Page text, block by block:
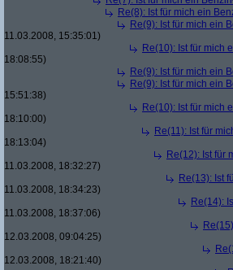
Re(8): Ist für mich ein
Re(9): Ist für mich ein
11.03.2008, 15:35:01)
Re(10): Ist für mich
18:08:55)
Re(9): Ist für mich ein
Re(9): Ist für mich ein
15:51:38)
Re(10): Ist für mich
18:10:00)
Re(11): Ist für
18:13:04)
Re(12): Ist für
11.03.2008, 18:32:27)
Re(13): Ist
11.03.2008, 18:34:23)
Re(14):
11.03.2008, 18:37:06)
12.03.2008, 09:04:25)
12.03.2008, 18:21:40)